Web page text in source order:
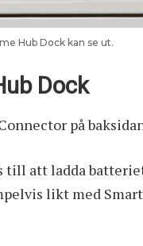
Hub Dock kan se ut.
Dock
på
till att ladda
likt med